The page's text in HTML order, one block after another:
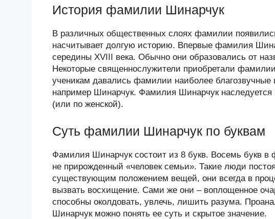
История фамилии Шинарчук
В различных общественных слоях фамилии
насчитывает долгую историю. Впервые фамилия
середины XVIII века. Обычно они образовались от
Некоторые священнослужители приобретали
ученикам давались фамилии наиболее
например Шинарчук. Фамилия Шинарчук наследуется
(или по женской).
Суть фамилии Шинарчук по буквам
Фамилия Шинарчук состоит из 8 букв. Восемь букв в
не прирожденный «человек семьи». Такие люди
существующим положением вещей, они всегда в
вызвать восхищение. Сами же они – воплощенное
способны околдовать, увлечь, лишить разума.
Шинарчук можно понять ее суть и скрытое значение.